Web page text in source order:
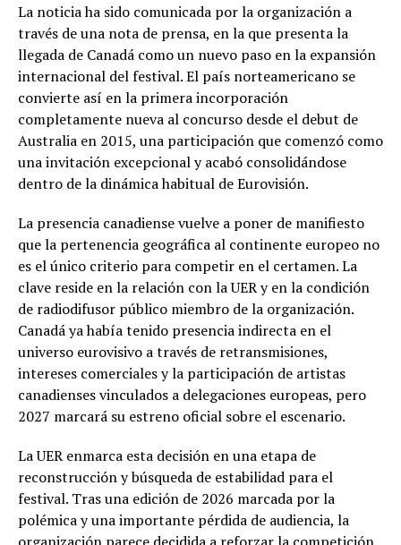
La noticia ha sido comunicada por la organización a
través de una nota de prensa, en la que presenta la
llegada de Canadá como un nuevo paso en la expansión
internacional del festival. El país norteamericano se
convierte así en la primera incorporación
completamente nueva al concurso desde el debut de
Australia en 2015, una participación que comenzó como
una invitación excepcional y acabó consolidándose
dentro de la dinámica habitual de Eurovisión.
La presencia canadiense vuelve a poner de manifiesto
que la pertenencia geográfica al continente europeo no
es el único criterio para competir en el certamen. La
clave reside en la relación con la UER y en la condición
de radiodifusor público miembro de la organización.
Canadá ya había tenido presencia indirecta en el
universo eurovisivo a través de retransmisiones,
intereses comerciales y la participación de artistas
canadienses vinculados a delegaciones europeas, pero
2027 marcará su estreno oficial sobre el escenario.
La UER enmarca esta decisión en una etapa de
reconstrucción y búsqueda de estabilidad para el
festival. Tras una edición de 2026 marcada por la
polémica y una importante pérdida de audiencia, la